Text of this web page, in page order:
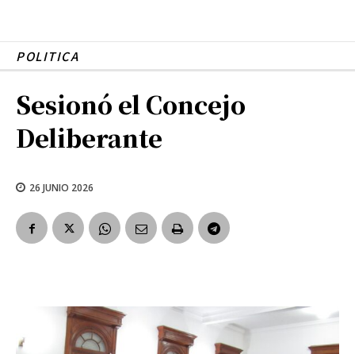
POLITICA
Sesionó el Concejo
Deliberante
26 JUNIO 2026